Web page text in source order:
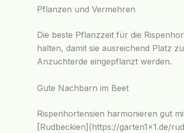
Pflanzen und Vermehren
Die beste Pflanzzeit für die
halten, damit sie ausreichend Platz
Anzuchterde eingepflanzt werden.
Gute Nachbarn im Beet
Rispenhortensien harmonieren gut
[Rudbeckien](https://garten1x1.de/